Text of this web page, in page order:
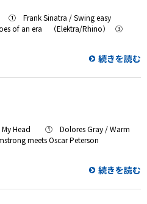
プリ
Frank Sinatra / Swing easy
of an era （Elektra/Rhino） ③
続きを読む
My Head ① Dolores Gray / Warm
meets Oscar Peterson
続きを読む